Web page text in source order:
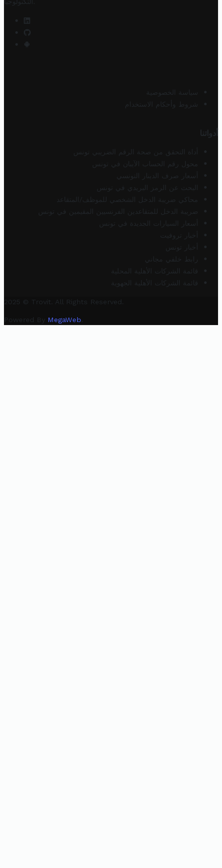
سياسة الخصوصية
شروط وأحكام الاستخدام
أدواتنا
أداة التحقق من صحة الرقم الضريبي تونس
محول رقم الحساب الآيبان في تونس
أسعار صرف الدينار التونسي
البحث عن الرمز البريدي في تونس
محاكي ضريبة الدخل الشخصي للموظف/المتقاعد
ضريبة الدخل للمتقاعدين الفرنسيين المقيمين في تونس
أسعار السيارات الجديدة في تونس
أخبار تروفيت
أخبار تونس
رابط خلفي مجاني
قائمة الشركات الأهلية المحلية
قائمة الشركات الأهلية الجهوية
2025 © Trovit. All Rights Reserved.
Powered By MegaWeb